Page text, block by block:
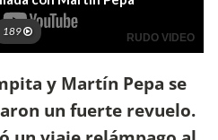
y Martín Pepa se
un fuerte revuelo.